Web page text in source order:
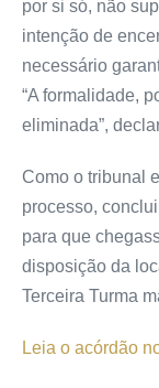
por si só, não
intenção de
necessário
“A formalidade,
eliminada”,
Como o tribunal
processo,
para que
disposição da
Terceira Turma
Leia o acórdão